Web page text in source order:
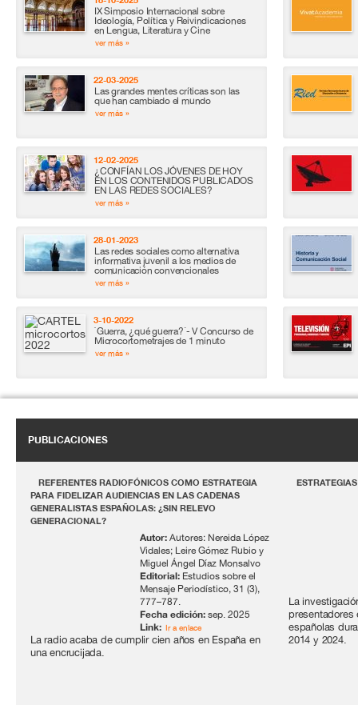
IX Simposio Internacional sobre
Ideología, Política y Reivindicaciones
en Lengua, Literatura y Cine
ver más »
22-03-2025
Las grandes mentes críticas son las
que han cambiado el mundo
ver más »
12-02-2025
¿CONFÍAN LOS JÓVENES DE HOY
EN LOS CONTENIDOS PUBLICADOS
EN LAS REDES SOCIALES?
ver más »
28-01-2023
Las redes sociales como alternativa
informativa juvenil a los medios de
comunicación convencionales
ver más »
3-10-2022
`Guerra, ¿qué guerra?´- V Concurso de
Microcortometrajes de 1 minuto
ver más »
PUBLICACIONES
REFERENTES RADIOFÓNICOS COMO ESTRATEGIA
PARA FIDELIZAR AUDIENCIAS EN LAS CADENAS
GENERALISTAS ESPAÑOLAS: ¿SIN RELEVO
GENERACIONAL?
Autor: Autores: Nereida López
Vidales; Leire Gómez Rubio y
Miguel Ángel Díaz Monsalvo
Editorial: Estudios sobre el
Mensaje Periodístico, 31 (3),
777–787.
Fecha edición: sep. 2025
Link: Ir a enlace
La radio acaba de cumplir cien años en España en
una encrucijada.
La
presentadores
españolas
2014 y 2024.